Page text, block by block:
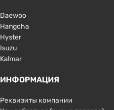
Daewoo
Hangcha
Hyster
Isuzu
Kalmar
ИНФОРМАЦИЯ
Реквизиты компании